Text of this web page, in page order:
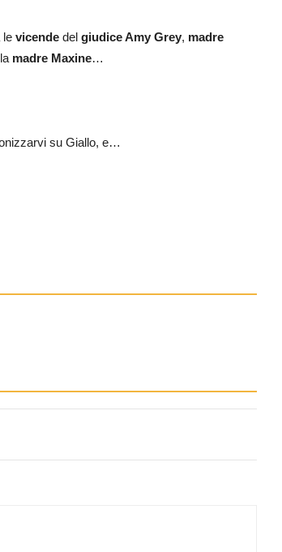
le vicende del giudice Amy Grey, madre
madre Maxine…
su Giallo, e…